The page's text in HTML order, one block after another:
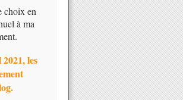
choix en
à ma
les